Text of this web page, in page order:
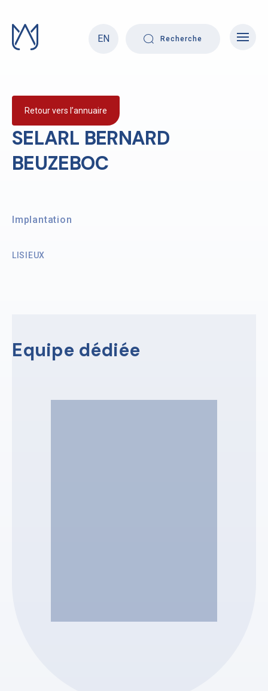
content
EN
Recherche
SELARL BERNARD
BEUZEBOC
Retour vers l’annuaire
Implantation
LISIEUX
Equipe dédiée